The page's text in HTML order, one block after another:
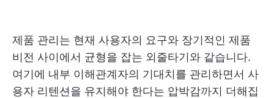
제품 관리는 현재 사용자의 요구와 장기적인 제품
비전 사이에서 균형을 잡는 외줄타기와 같습니다.
여기에 내부 이해관계자의 기대치를 관리하면서 사
용자 리텐션을 유지해야 한다는 압박감까지 더해집